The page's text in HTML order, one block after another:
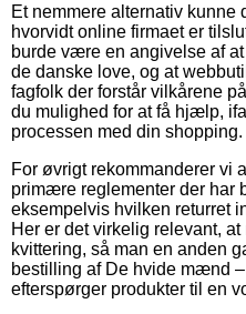
Et nemmere alternativ
hvorvidt online firmaet er
burde være en angivelse af
de danske love, og at
fagfolk der forstår vilkårene
du mulighed for at få hjælp,
processen med din shopping.
For øvrigt rekommanderer vi
primære reglementer der har
eksempelvis hvilken returret
Her er det virkelig relevant,
kvittering, så man en anden
bestilling af De hvide mænd
efterspørger produkter til en